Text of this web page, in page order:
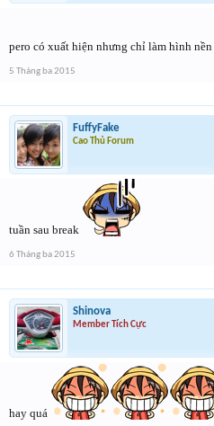
pero có xuất hiện nhưng chỉ làm hình nền
5 Tháng ba 2015
FuffyFake
Cao Thủ Forum
tuần sau break
6 Tháng ba 2015
Shinova
Member Tích Cực
hay quá